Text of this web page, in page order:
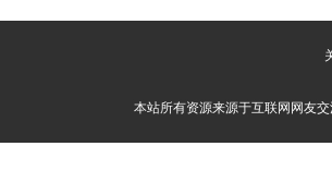
本站所有资源来源于互联网网友